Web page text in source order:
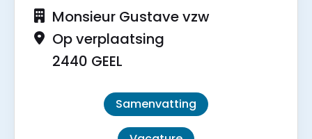
Monsieur Gustave vzw
Op verplaatsing
2440 GEEL
Samenvatting